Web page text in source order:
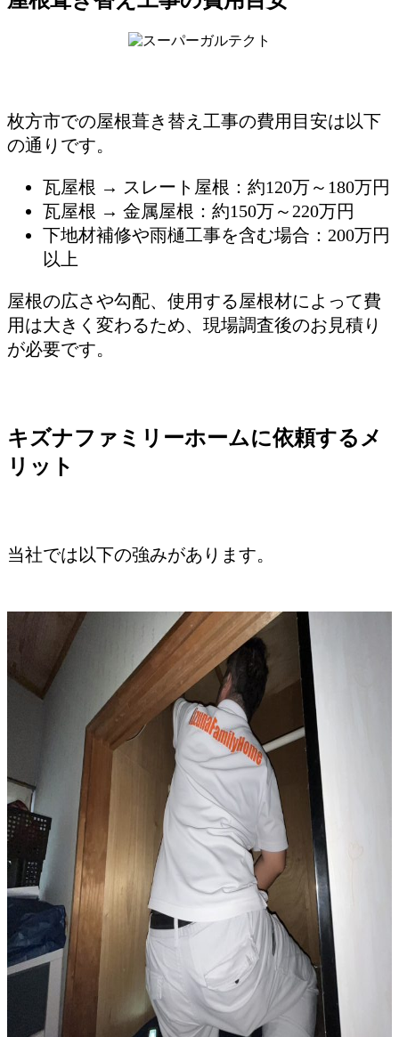
枚方市での屋根葺き替え工事の費用目安は以下
の通りです。
瓦屋根 → スレート屋根：約120万～180万円
瓦屋根 → 金属屋根：約150万～220万円
下地材補修や雨樋工事を含む場合：200万円
以上
屋根の広さや勾配、使用する屋根材によって費
用は大きく変わるため、現場調査後のお見積り
が必要です。
キズナファミリーホームに依頼するメ
リット
当社では以下の強みがあります。